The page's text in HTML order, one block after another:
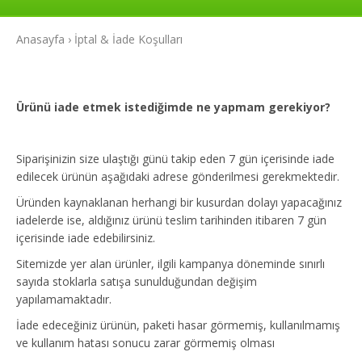
Anasayfa İptal & İade Koşulları
Ürünü iade etmek istediğimde ne yapmam gerekiyor?
Siparişinizin size ulaştığı günü takip eden 7 gün içerisinde iade
edilecek ürünün aşağıdaki adrese gönderilmesi gerekmektedir.
Üründen kaynaklanan herhangi bir kusurdan dolayı yapacağınız
iadelerde ise, aldığınız ürünü teslim tarihinden itibaren 7 gün
içerisinde iade edebilirsiniz.
Sitemizde yer alan ürünler, ilgili kampanya döneminde sınırlı
sayıda stoklarla satışa sunulduğundan değişim
yapılamamaktadır.
İade edeceğiniz ürünün, paketi hasar görmemiş, kullanılmamış
ve kullanım hatası sonucu zarar görmemiş olması